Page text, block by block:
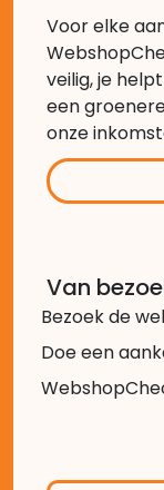
Voor elke
veilig, je
een
onze
Van
Bezoek de
Doe een